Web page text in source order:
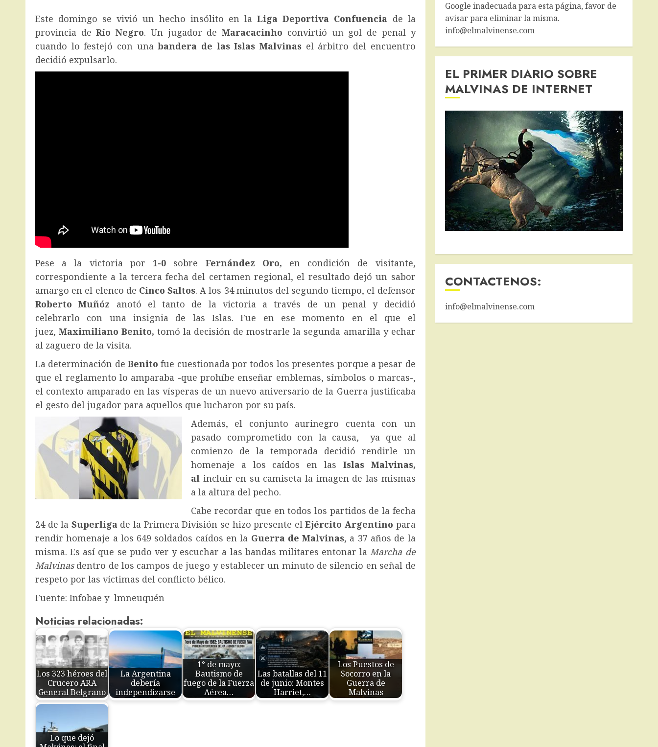
Este domingo se vivió un hecho insólito en laLiga Deportiva Confuencia de la
provincia deRío Negro. Un jugador deMaracacinho convirtió un gol de penal y
cuando lo festejó con una bandera de las Islas Malvinasel árbitro del encuentro
decidió expulsarlo.
Pese a la victoria por1-0 sobre Fernández Oro, en condición de visitante,
correspondiente a la tercera fecha del certamen regional, el resultado dejó un sabor
amargo en el elenco de Cinco Saltos. A los 34 minutos del segundo tiempo, el defensor
Roberto Muñóz anotó el tanto de la victoria a través de un penal y decidió
celebrarlo con una insignia de las Islas. Fue en ese momento en el que el
juez,Maximiliano Benito, tomó la decisión de mostrarle la segunda amarilla y echar
al zaguero de la visita.
La determinación deBenito fue cuestionada por todos los presentes porque a pesar de
que el reglamento lo amparaba -que prohíbe enseñar emblemas, símbolos o marcas-,
el contexto amparado en las vísperas de un nuevo aniversario de la Guerra justificaba
el gesto del jugador para aquellos que lucharon por su país.
Además, el conjunto aurinegro cuenta con un
pasado comprometido con la causa, ya que al
comienzo de la temporada decidió rendirle un
homenaje a los caídos en las Islas Malvinas,
al incluir en su camiseta la imagen de las mismas
a la altura del pecho.
Cabe recordar que en todos los partidos de la fecha
24 de la Superliga de la Primera División se hizo presente elEjército Argentino para
rendir homenaje a los 649 soldados caídos en la Guerra de Malvinas, a 37 años de la
misma. Es así que se pudo ver y escuchar a las bandas militares entonar la Marcha de
Malvinasdentro de los campos de juego y establecer un minuto de silencio en señal de
respeto por las víctimas del conflicto bélico.
Fuente: Infobae y lmneuquén
Noticias relacionadas:
Los 323 héroes del
Crucero ARA
General Belgrano
La Argentina
debería
independizarse
1° de mayo:
Bautismo de
fuego de la Fuerza
Aérea…
Las batallas del 11
de junio: Montes
Harriet,…
Los Puestos de
Socorro en la
Guerra de
Malvinas
Lo que dejó
Google inadecuada para esta página, favor de
avisar para eliminar la misma.
info@elmalvinense.com
EL PRIMER DIARIO SOBRE
MALVINAS DE INTERNET
CONTACTENOS:
info@elmalvinense.com